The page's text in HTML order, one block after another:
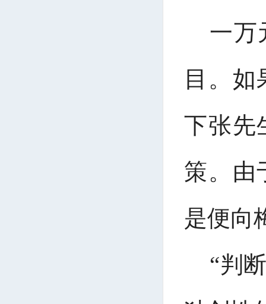
一万
目。
下张先
策。由
是便向
“判